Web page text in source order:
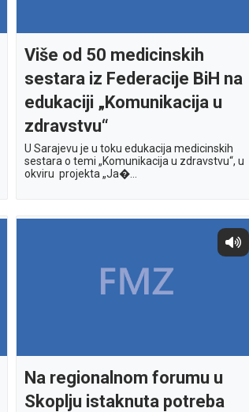
Više od 50 medicinskih
sestara iz Federacije BiH na
edukaciji „Komunikacija u
zdravstvu“
U Sarajevu je u toku edukacija medicinskih
sestara o temi „Komunikacija u zdravstvu“, u
okviru projekta „Ja�...
Na regionalnom forumu u
Skoplju istaknuta potreba